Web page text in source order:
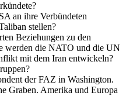
an ihre Verbündeten
stellen?
Beziehungen zu den
werden die NATO und die UN
mit dem Iran entwickeln?
der FAZ in Washington.
Graben. Amerika und Europa